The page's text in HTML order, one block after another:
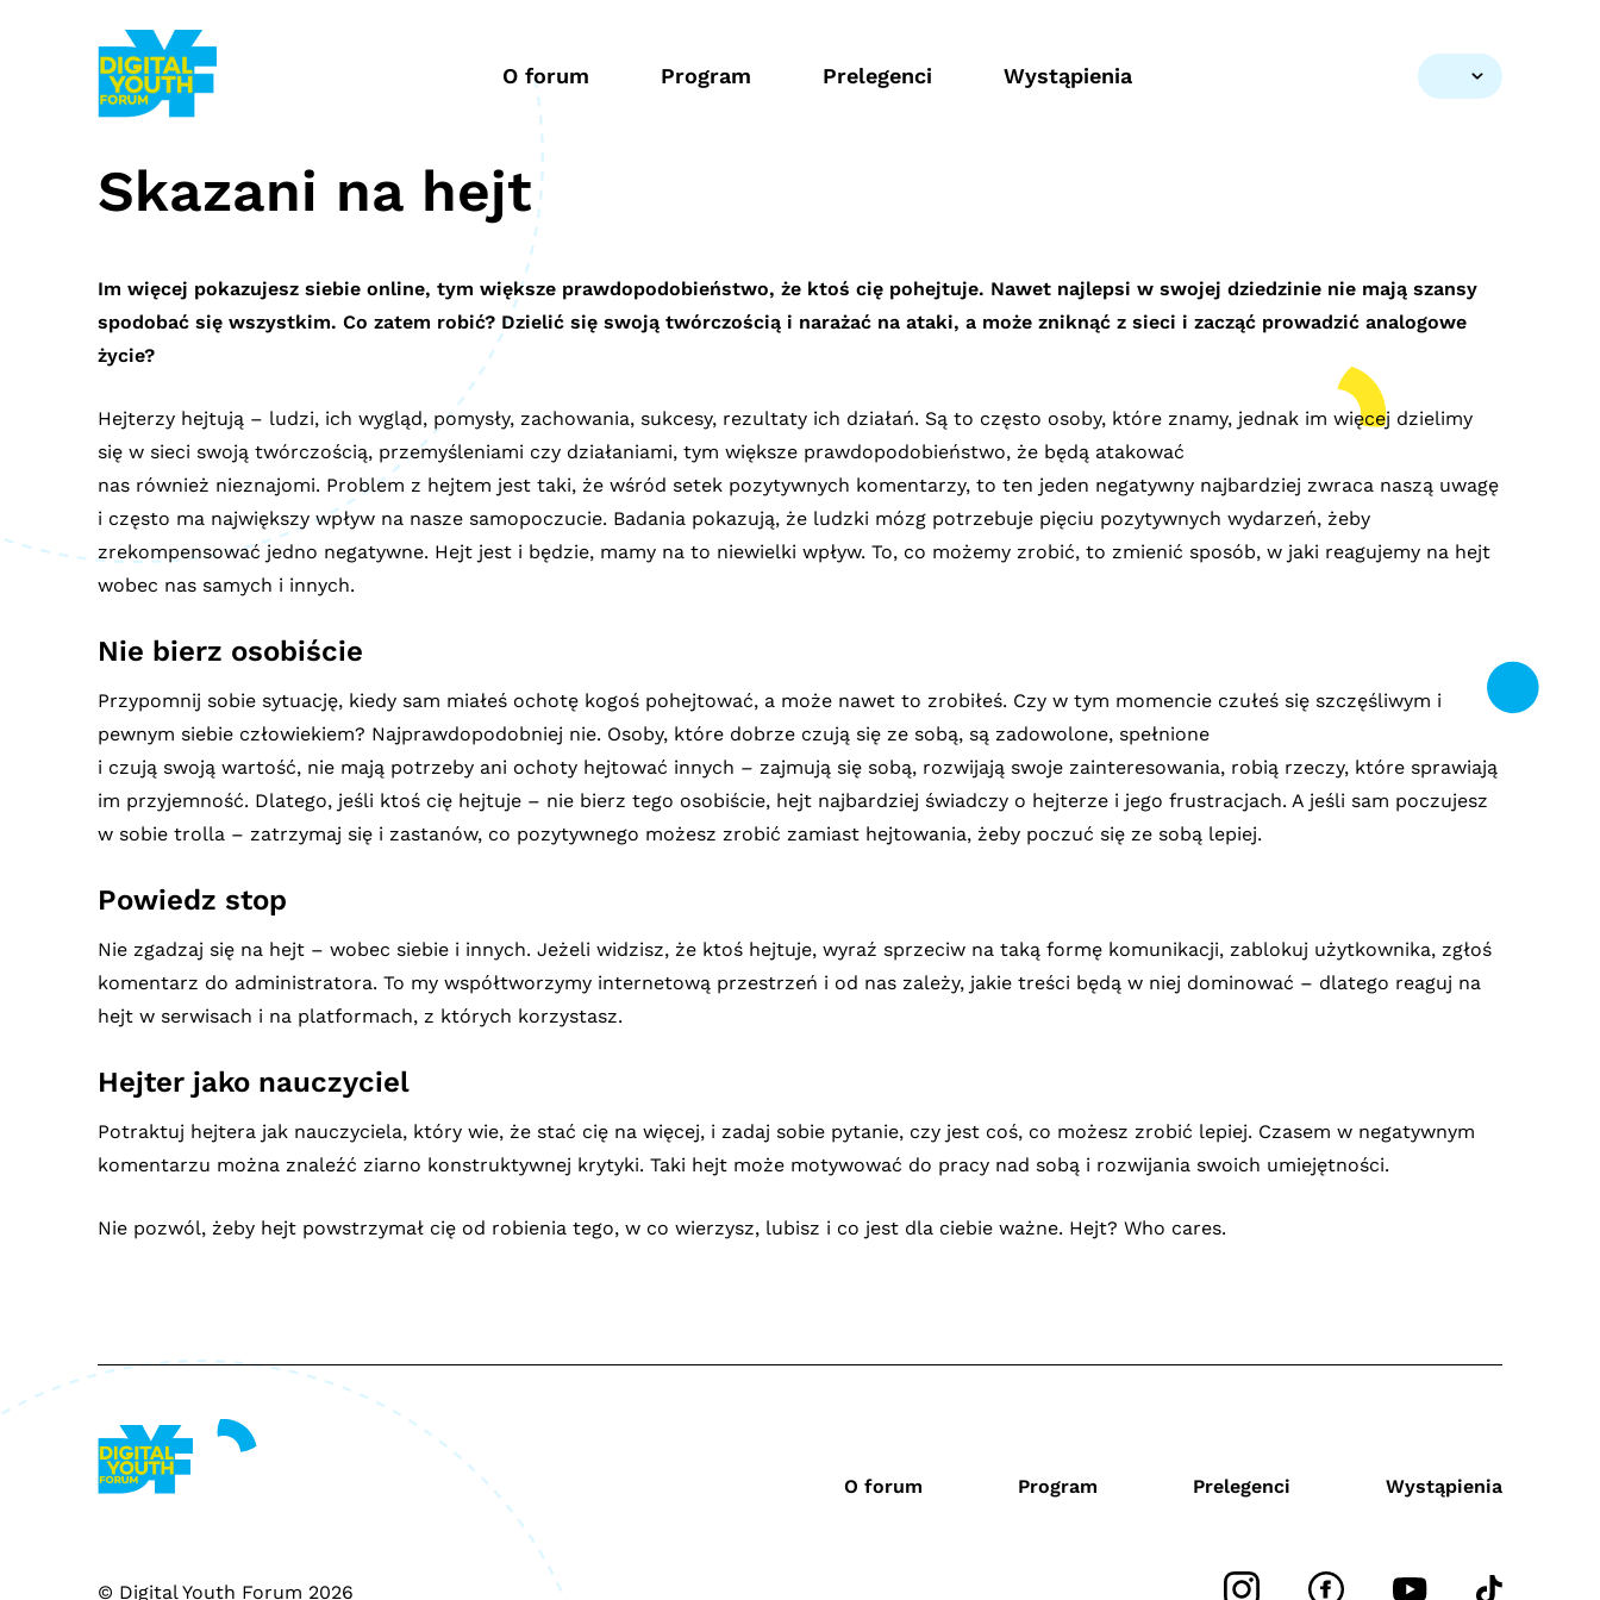
O forum Program Prelegenci Wystąpienia
Skazani na hejt
Im więcej pokazujesz siebie online, tym większe prawdopodobieństwo, że ktoś cię pohejtuje. Nawet najlepsi w swojej dziedzinie nie mają szansy
spodobać się wszystkim. Co zatem robić? Dzielić się swoją twórczością i narażać na ataki, a może zniknąć z sieci i zacząć prowadzić analogowe
życie?
Hejterzy hejtują – ludzi, ich wygląd, pomysły, zachowania, sukcesy, rezultaty ich działań. Są to często osoby, które znamy, jednak im więcej dzielimy
się w sieci swoją twórczością, przemyśleniami czy działaniami, tym większe prawdopodobieństwo, że będą atakować
nas również nieznajomi. Problem z hejtem jest taki, że wśród setek pozytywnych komentarzy, to ten jeden negatywny najbardziej zwraca naszą uwagę
i często ma największy wpływ na nasze samopoczucie. Badania pokazują, że ludzki mózg potrzebuje pięciu pozytywnych wydarzeń, żeby
zrekompensować jedno negatywne. Hejt jest i będzie, mamy na to niewielki wpływ. To, co możemy zrobić, to zmienić sposób, w jaki reagujemy na hejt
wobec nas samych i innych.
Nie bierz osobiście
Przypomnij sobie sytuację, kiedy sam miałeś ochotę kogoś pohejtować, a może nawet to zrobiłeś. Czy w tym momencie czułeś się szczęśliwym i
pewnym siebie człowiekiem? Najprawdopodobniej nie. Osoby, które dobrze czują się ze sobą, są zadowolone, spełnione
i czują swoją wartość, nie mają potrzeby ani ochoty hejtować innych – zajmują się sobą, rozwijają swoje zainteresowania, robią rzeczy, które sprawiają
im przyjemność. Dlatego, jeśli ktoś cię hejtuje – nie bierz tego osobiście, hejt najbardziej świadczy o hejterze i jego frustracjach. A jeśli sam poczujesz
w sobie trolla – zatrzymaj się i zastanów, co pozytywnego możesz zrobić zamiast hejtowania, żeby poczuć się ze sobą lepiej.
Powiedz stop
Nie zgadzaj się na hejt – wobec siebie i innych. Jeżeli widzisz, że ktoś hejtuje, wyraź sprzeciw na taką formę komunikacji, zablokuj użytkownika, zgłoś
komentarz do administratora. To my współtworzymy internetową przestrzeń i od nas zależy, jakie treści będą w niej dominować – dlatego reaguj na
hejt w serwisach i na platformach, z których korzystasz.
Hejter jako nauczyciel
Potraktuj hejtera jak nauczyciela, który wie, że stać cię na więcej, i zadaj sobie pytanie, czy jest coś, co możesz zrobić lepiej. Czasem w negatywnym
komentarzu można znaleźć ziarno konstruktywnej krytyki. Taki hejt może motywować do pracy nad sobą i rozwijania swoich umiejętności.
Nie pozwól, żeby hejt powstrzymał cię od robienia tego, w co wierzysz, lubisz i co jest dla ciebie ważne. Hejt? Who cares.
O forum Program Prelegenci Wystąpienia
© Digital Youth Forum 2026